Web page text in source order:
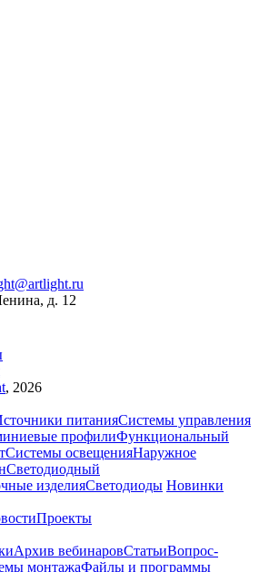
д. 12
, 2026
питанияСистемы управления
профилиФункциональный
Системы освещенияНаружное
Светодиодный
изделияСветодиоды Новинки
Проекты
Архив вебинаровСтатьиВопрос-
монтажаФайлы и программы